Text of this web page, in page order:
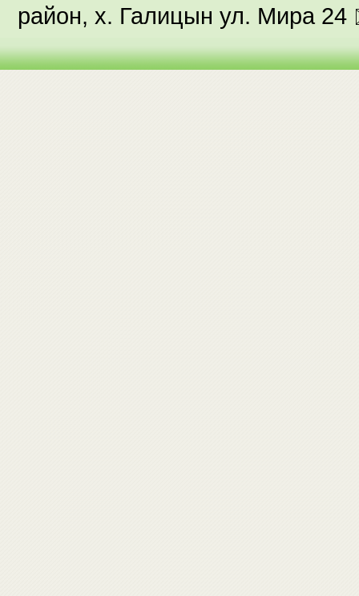
район, х. Галицын ул. Мира